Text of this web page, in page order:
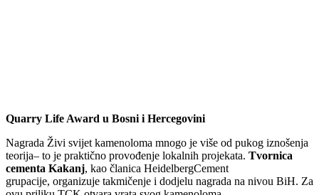
Quarry Life Award u Bosni i Hercegovini
Nagrada Živi svijet kamenoloma mnogo je više od pukog iznošenja
teorija– to je praktično provođenje lokalnih projekata. Tvornica
cementa Kakanj, kao članica HeidelbergCement
grupacije, organizuje takmičenje i dodjelu nagrada na nivou BiH. Za